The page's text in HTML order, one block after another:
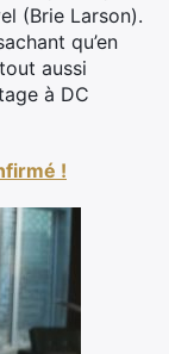
(Brie Larson).
qu’en
aussi
à DC
!